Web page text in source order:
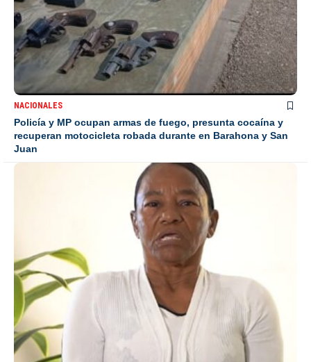
NACIONALES
Policía y MP ocupan armas de fuego, presunta cocaína y
recuperan motocicleta robada durante en Barahona y San
Juan